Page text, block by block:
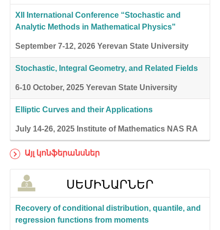
XII International Conference “Stochastic and
Analytic Methods in Mathematical Physics"
September 7-12, 2026 Yerevan State University
Stochastic, Integral Geometry, and Related Fields
6-10 October, 2025 Yerevan State University
Elliptic Curves and their Applications
July 14-26, 2025 Institute of Mathematics NAS RA
Այլ կոնֆերանսներ
ՍԵՄԻՆԱՐՆԵՐ
Recovery of conditional distribution, quantile, and
regression functions from moments